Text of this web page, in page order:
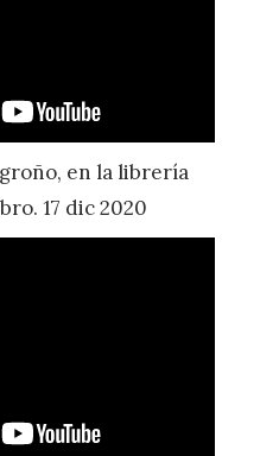
en la librería
17 dic 2020